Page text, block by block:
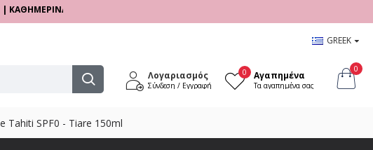
09:00 - 17:00
GREEK
Λογαριασμός
Σύνδεση / Εγγραφή
Αγαπημένα
Τα αγαπημένα σας
0 0
Tahiti SPF0 - Tiare 150ml